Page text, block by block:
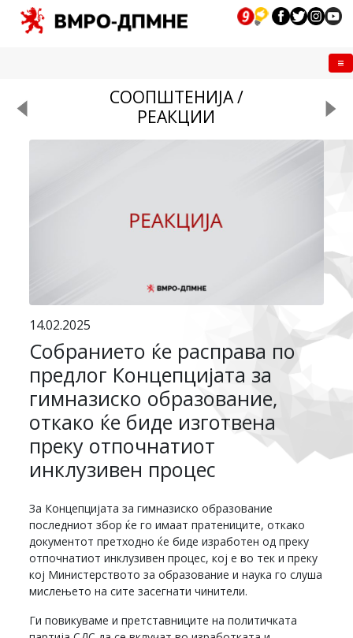
СООПШТЕНИЈА /
РЕАКЦИИ
14.02.2025
Собранието ќе расправа по
предлог Концепцијата за
гимназиско образование,
откако ќе биде изготвена
преку отпочнатиот
инклузивен процес
За Концепцијата за гимназиско образование
последниот збор ќе го имаат пратениците, откако
документот претходно ќе биде изработен од преку
отпочнатиот инклузивен процес, кој е во тек и преку
кој Министерството за образование и наука го слуша
мислењето на сите засегнати чинители.
Ги повикуваме и претставниците на политичката